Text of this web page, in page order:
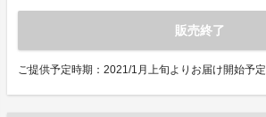
販売終了
ご提供予定時期：2021/1月上旬よりお届け開始予定